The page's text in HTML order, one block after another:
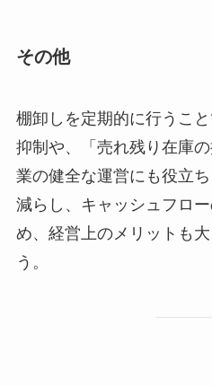
その他
棚卸しを定期的に行うこ
抑制や、「売れ残り在庫
業の健全な運営にも役立
減らし、キャッシュフロ
め、経営上のメリットも
う。